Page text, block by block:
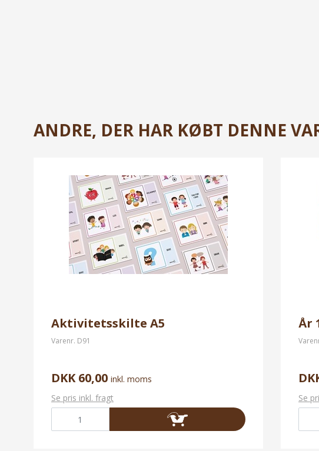
ANDRE, DER HAR KØBT DENNE
Aktivitetsskilte A5
Varenr. D91
DKK 60,00 inkl. moms
Se pris inkl. fragt
År
Se